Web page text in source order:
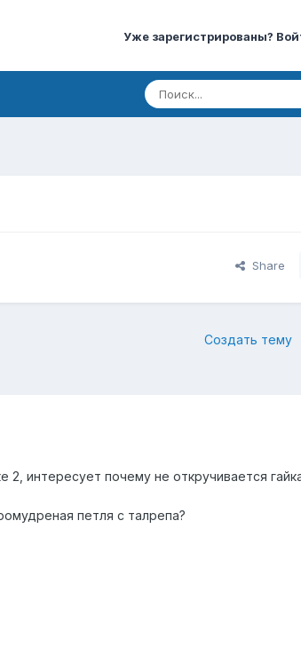
Уже зарегистрированы?
Share
Создать тему
2, интересует почему не откручивается
петля с талрепа?